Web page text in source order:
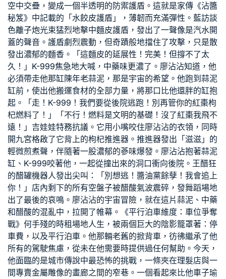
空中交疊，變成一個半透明的防禦護盾。這就是家傳《沾醬
秘笈》中記載的「水餃皮護盾」，薄韌而充滿彈性。藍訪談
色離子炮光束猛烈地擊中麵皮護盾，發出了一聲像是汽水開
蓋的聲音。護盾劇烈震動，但奇蹟般地擋住了攻擊，只是散
發出濃郁的麵香。「這麵皮的延展性！完美！但撐不了太
久！」K-999焦急地大喊，中藥味更濃了。廖沾沾知道，他
必須帶走他那缸陳年老蒜泥，那是宇宙的希望。他跑到蒜泥
缸前，使出他搬運食材的全部力量，將那口比他還胖的缸抱
起。「走！K-999！我們要從後院逃跑！別再管你的紅棗枸
杞燃料了！」「不行！燃料是文明的基礎！沒了紅棗我飛不
遠！」吉娃娃特務抗議。它用小嘴咬住廖沾沾的衣領，同時
開九宮格啟了它背上的枸杞推進器。推進器發出「滋滋」的
輕微煎煮聲，伴隨著一股濃郁的蔘味爆發。廖沾沾抱著蒜泥
缸、K-999咬著他，一起從撞出來的洞口衝向後院。王醋狂
的醋罐機器人發出尖叫：「別想逃！醬油黨餘孽！我會追上
你！」店內剩下的所有空盤子被醋酸氣波震碎，發舞蹈場地
出了最後的哀鳴。廖沾沾的宇宙冒險，就在這片蒜泥、中藥
和醋酸的混亂中，拉開了帷幕。《平行泊車維度：車位爭奪
戰》何手殘的時租場地人生，被兩個巨大的陰影籠罩著：停
車費，以及平行泊車。他那輛老舊的掀背車，彷彿繼承了他
所有的駕駛焦慮，從未在他需要時提供過任何幫助。今天，
他面臨的是城市傳說中最恐怖的挑戰，一條夾在理髮店與一
間專賣金屬雕像的畫廊之間的窄巷。一個看起來比他車子瑜